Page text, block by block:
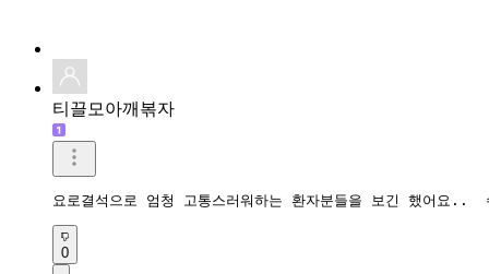
티끌모아깨볶자
요로결석으로 엄청 고통스러워하는 환자분들을 보긴 했어요..
0